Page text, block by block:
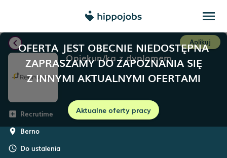
menu
OFERTA JEST OBECNIE NIEDOSTĘPNA
ZAPRASZAMY DO ZAPOZNANIA SIĘ
Z INNYMI AKTUALNYMI OFERTAMI
Aktualne oferty pracy
chevron_left Aplikuj
Opiekun/ka z dyplomem
add_box Recrutime
room Berno
schedule Do ustalenia